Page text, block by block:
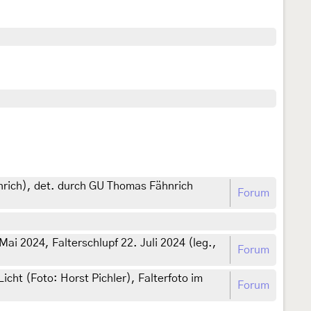
det. durch GU Thomas Fähnrich
Forum
2024, Falterschlupf 22. Juli 2024 (leg.,
Forum
(Foto: Horst Pichler), Falterfoto im
Forum